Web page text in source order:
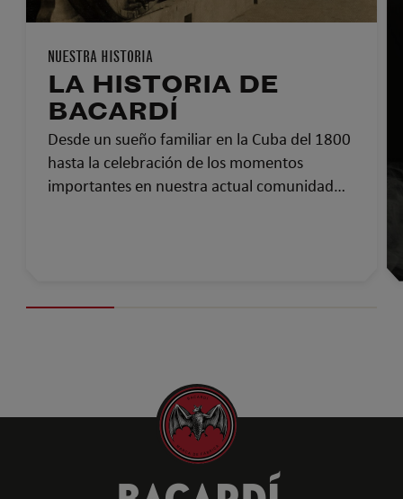
NUESTRA HISTORIA
LA HISTORIA DE
BACARDÍ
Desde un sueño familiar en la Cuba del 1800
hasta la celebración de los momentos
importantes en nuestra actual comunidad